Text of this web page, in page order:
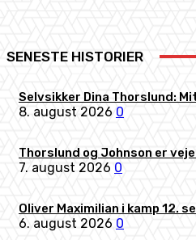
SENESTE HISTORIER
Selvsikker Dina Thorslund:
8. august 2026 0
Thorslund og Johnson er
7. august 2026 0
Oliver Maximilian i kamp 12.
6. august 2026 0